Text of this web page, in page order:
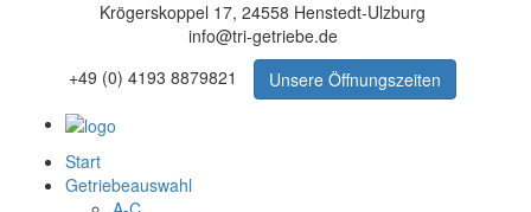
Krögerskoppel 17, 24558 Henstedt-Ulzburg
info@tri-getriebe.de
+49 (0) 4193 8879821
Unsere Öffnungszeiten
Start
Getriebeauswahl